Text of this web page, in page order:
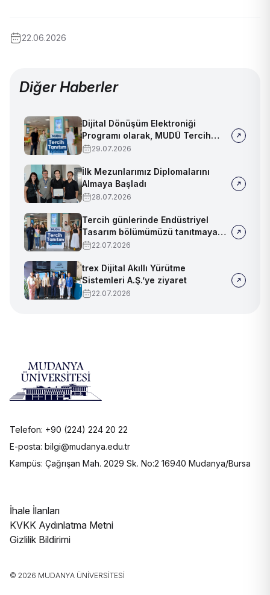
22.06.2026
Diğer Haberler
Dijital Dönüşüm Elektroniği
Programı olarak, MUDÜ Tercih
Tanıtım Günleri'nde biz de
29.07.2026
İlk Mezunlarımız Diplomalarını
Almaya Başladı
28.07.2026
Tercih günlerinde Endüstriyel
Tasarım bölümümüzü tanıtmaya
devam ediyoruz!
22.07.2026
trex Dijital Akıllı Yürütme
Sistemleri A.Ş.’ye ziyaret
22.07.2026
Telefon: +90 (224) 224 20 22
E-posta: bilgi@mudanya.edu.tr
Kampüs: Çağrışan Mah. 2029 Sk. No:2 16940 Mudanya/Bursa
İhale İlanları
KVKK Aydınlatma Metni
Gizlilik Bildirimi
© 2026 MUDANYA ÜNIVERSITESI